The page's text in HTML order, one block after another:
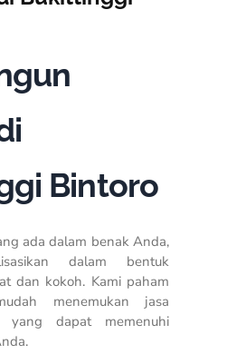
Bintoro
ada dalam benak Anda,
dalam bentuk
dan kokoh. Kami paham
menemukan jasa
yang dapat memenuhi